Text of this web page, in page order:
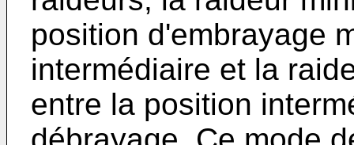
position d'embrayage
intermédiaire et la
entre la position